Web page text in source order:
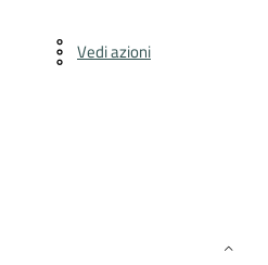
Vedi azioni